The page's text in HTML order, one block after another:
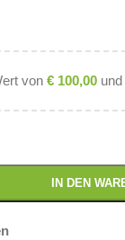
von €100,00und
IN DEN